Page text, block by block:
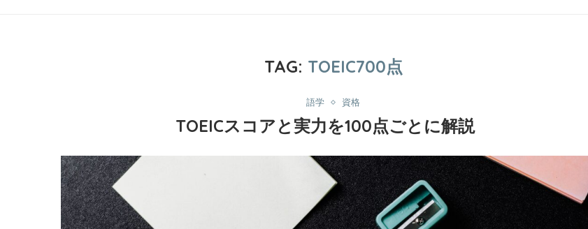
TAG: TOEIC700点
語学 資格
TOEICスコアと実力を100点ごとに解説